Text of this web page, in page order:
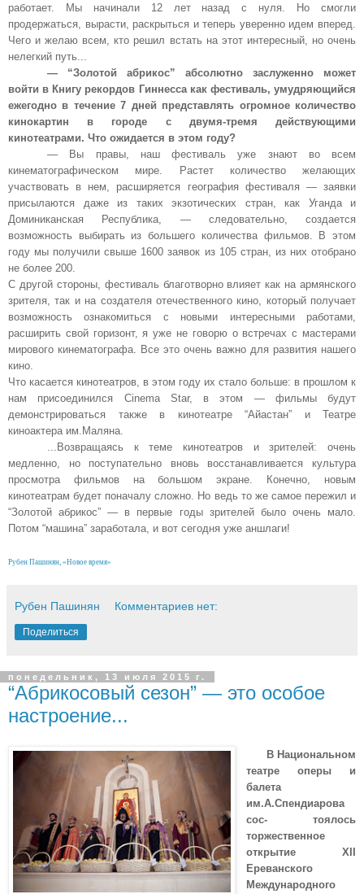
работает. Мы начинали 12 лет назад с нуля. Но смогли
продержаться, вырасти, раскрыться и теперь уверенно идем вперед.
Чего и желаю всем, кто решил встать на этот интересный, но очень
нелегкий путь...
— “Золотой абрикос” абсолютно заслуженно может
войти в Книгу рекордов Гиннесса как фестиваль, умудряющийся
ежегодно в течение 7 дней представлять огромное количество
кинокартин в городе с двумя-тремя действующими
кинотеатрами. Что ожидается в этом году?
— Вы правы, наш фестиваль уже знают во всем
кинематографическом мире. Растет количество желающих
участвовать в нем, расширяется география фестиваля — заявки
присылаются даже из таких экзотических стран, как Уганда и
Доминиканская Республика, — следовательно, создается
возможность выбирать из большего количества фильмов. В этом
году мы получили свыше 1600 заявок из 105 стран, из них отобрано
не более 200.
С другой стороны, фестиваль благотворно влияет как на армянского
зрителя, так и на создателя отечественного кино, который получает
возможность ознакомиться с новыми интересными работами,
расширить свой горизонт, я уже не говорю о встречах с мастерами
мирового кинематографа. Все это очень важно для развития нашего
кино.
Что касается кинотеатров, в этом году их стало больше: в прошлом к
нам присоединился Cinema Star, в этом — фильмы будут
демонстрироваться также в кинотеатре “Айастан” и Театре
киноактера им.Маляна.
...Возвращаясь к теме кинотеатров и зрителей: очень
медленно, но поступательно вновь восстанавливается культура
просмотра фильмов на большом экране. Конечно, новым
кинотеатрам будет поначалу сложно. Но ведь то же самое пережил и
“Золотой абрикос” — в первые годы зрителей было очень мало.
Потом “машина” заработала, и вот сегодня уже аншлаги!
Рубен Пашинян, «Новое время»
Рубен Пашинян Комментариев нет:
Поделиться
понедельник, 13 июля 2015 г.
“Абрикосовый сезон” — это особое
настроение...
В Национальном
театре оперы и
балета
им.А.Спендиарова
сос- тоялось
торжественное
открытие XII
Ереванского
Международного